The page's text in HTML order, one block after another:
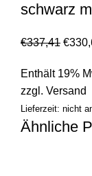
schwarz
€337,41 €
Enthält 19%
zzgl. Versand
Lieferzeit: nicht
Ähnliche